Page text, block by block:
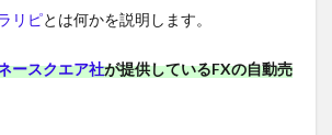
リピとは何かを説明します。
ースクエア社が提供しているFXの自動売